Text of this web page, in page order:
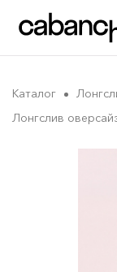
Каталог
Лонгслив